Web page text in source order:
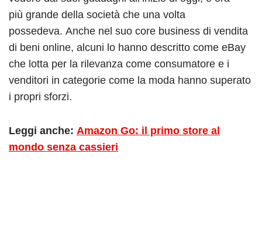
più grande della società che una volta
possedeva. Anche nel suo core business di vendita
di beni online, alcuni lo hanno descritto come eBay
che lotta per la rilevanza come consumatore e i
venditori in categorie come la moda hanno superato
i propri sforzi.
Leggi anche: Amazon Go: il primo store al
mondo senza cassieri